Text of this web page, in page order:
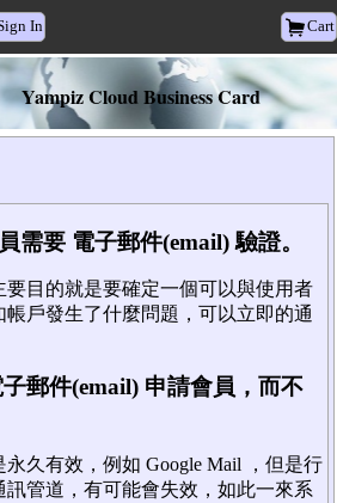
In Cart
Yampiz Cloud Business Card
需要 電子郵件(email) 驗證。
目的就是要確定一個可以與使用者
戶發生了什麼問題，可以立即的通
郵件(email) 申請會員，而不
久有效，例如 Google Mail ，但是行
管道，有可能會失效，如此一來系